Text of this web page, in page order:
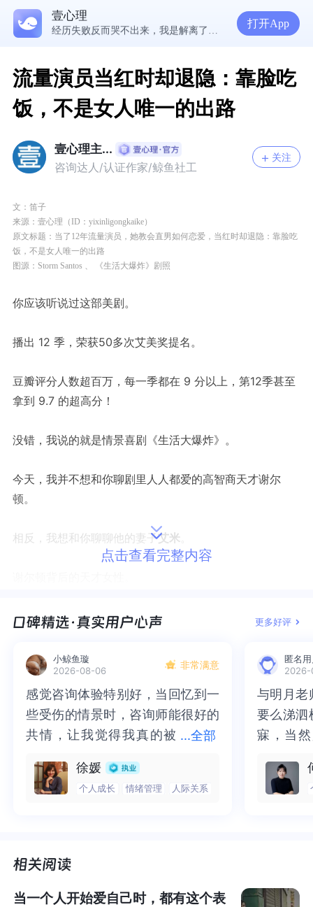
壹心理
想分清客套和真心，先思考对方的身份动机
打开App
流量演员当红时却退隐：靠脸吃
饭，不是女人唯一的出路
壹心理主...
咨询达人/认证作家/鲸鱼社工
关注
文：笛子
来源：壹心理（ID：yixinligongkaike）
原文标题： 当了12年流量演员，她教会直男如何恋爱，当红时却退隐：靠脸吃
饭，不是女人唯一的出路
图源：Storm Santos 、 《生活大爆炸》剧照
你应该听说过这部美剧。
播出 12 季，荣获50多次艾美奖提名。
豆瓣评分人数超百万，每一季都在 9 分以上，第12季甚至
拿到 9.7 的超高分！
没错，我说的就是情景喜剧《生活大爆炸》。
今天，我并不想和你聊剧里人人都爱的高智商天才谢尔
顿。
相反，我想和你聊聊他的妻子艾米
剧中的艾米是一名哈佛大学的神经生物学博士，智商超
但你可能不知道，而现实中艾米的扮演者 马伊姆·拜力克 ，
更是有过之而无不及。
点击查看完整内容
更多好评
小鲸鱼璇
2026-08-06
非常满意
...全部
感觉咨询体验特别好，当回忆到一
些受伤的情景时，咨询师能很好的
共情，让我觉得我真的被
一部分未处理的情绪被注意到了，
而且当咨询师准确说出我当时的情
觉轻快了很多，感觉轻松了。很感
谢咨询师姐姐！
感觉咨询体验特别好，当回忆到一
些受伤的情景时，咨询师能很好的
共情，让我觉得我真的被抱住了。
处理的情绪被注意到了，而且当咨
询师准确说出我当时的情绪，我感
了很多，感觉轻松了。很感谢咨询
师姐姐！
徐媛
个人成长 情绪管理 人际关系
匿名
2026-
与明月老
要么涕泗
寐，当
来，觉
再困于
与明月老
要么涕泗
寐，当然
不必再
梏，更
当一个人开始爱自己时，都有这个表